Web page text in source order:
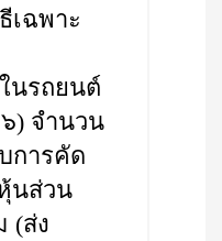
เฉพาะ
นรถยนต์
) จำนวน
การคัด
นส่วน
(ส่ง